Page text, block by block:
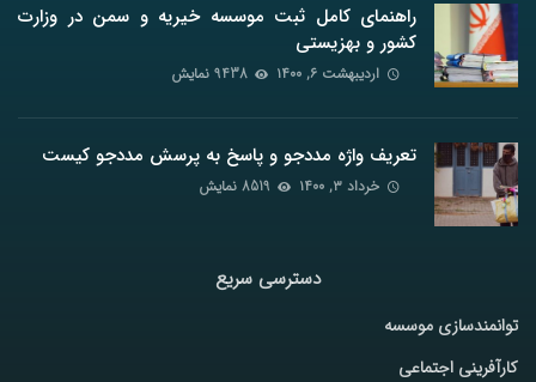
راهنمای کامل ثبت موسسه خیریه و سمن در وزارت
کشور و بهزیستی
اردیبهشت ۶, ۱۴۰۰ 9438 نمایش
تعریف واژه مددجو و پاسخ به پرسش مددجو کیست
خرداد ۳, ۱۴۰۰ 8519 نمایش
دسترسی سریع
توانمندسازی موسسه
کارآفرینی اجتماعی